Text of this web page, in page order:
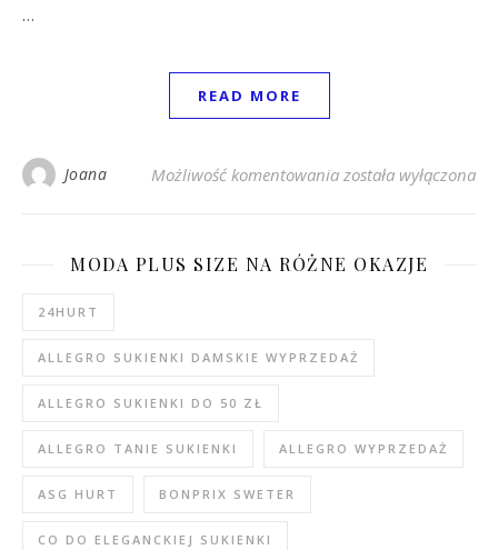
…
READ MORE
Joana Możliwość komentowania Topy damskie basic
została wyłączona
MODA PLUS SIZE NA RÓŻNE OKAZJE
24HURT
ALLEGRO SUKIENKI DAMSKIE WYPRZEDAŻ
ALLEGRO SUKIENKI DO 50 ZŁ
ALLEGRO TANIE SUKIENKI ALLEGRO WYPRZEDAŻ
ASG HURT BONPRIX SWETER
CO DO ELEGANCKIEJ SUKIENKI